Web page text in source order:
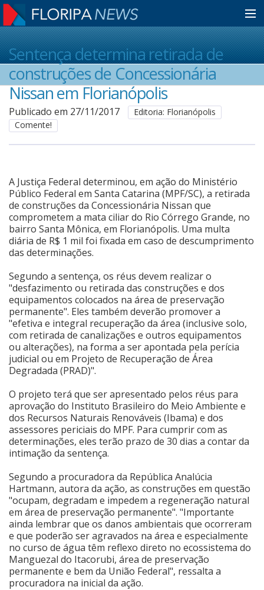
Home
Notícias
Colunistas
Guia de Serviços
Anuncie
Cinema
Agenda Cultural
Anuncie
Fale Conosco
Sentença determina retirada de
construções de Concessionária
Nissan em Florianópolis
Publicado em 27/11/2017
Editoria: Florianópolis
Comente!
A Justiça Federal determinou, em ação do Ministério
Público Federal em Santa Catarina (MPF/SC), a retirada
de construções da Concessionária Nissan que
comprometem a mata ciliar do Rio Córrego Grande, no
bairro Santa Mônica, em Florianópolis. Uma multa
diária de R$ 1 mil foi fixada em caso de descumprimento
das determinações.
Segundo a sentença, os réus devem realizar o
"desfazimento ou retirada das construções e dos
equipamentos colocados na área de preservação
permanente". Eles também deverão promover a
"efetiva e integral recuperação da área (inclusive solo,
com retirada de canalizações e outros equipamentos
ou alterações), na forma a ser apontada pela perícia
judicial ou em Projeto de Recuperação de Área
Degradada (PRAD)".
O projeto terá que ser apresentado pelos réus para
aprovação do Instituto Brasileiro do Meio Ambiente e
dos Recursos Naturais Renováveis (Ibama) e dos
assessores periciais do MPF. Para cumprir com as
determinações, eles terão prazo de 30 dias a contar da
intimação da sentença.
Segundo a procuradora da República Analúcia
Hartmann, autora da ação, as construções em questão
"ocupam, degradam e impedem a regeneração natural
em área de preservação permanente". "Importante
ainda lembrar que os danos ambientais que ocorreram
e que poderão ser agravados na área e especialmente
no curso de água têm reflexo direto no ecossistema do
Manguezal do Itacorubi, área de preservação
permanente e bem da União Federal", ressalta a
procuradora na inicial da ação.